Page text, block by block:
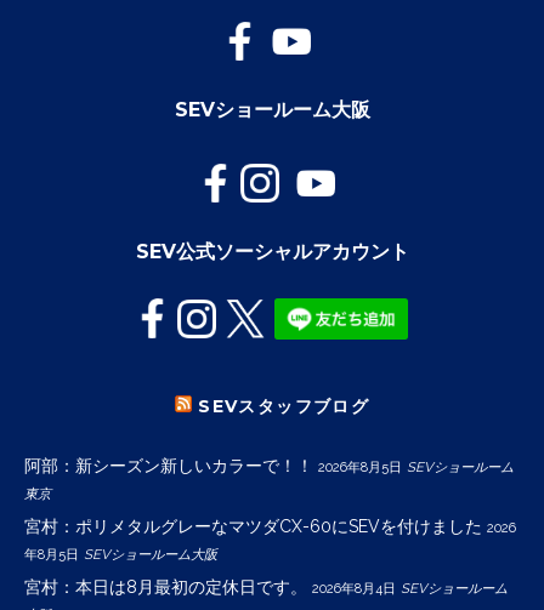
SEVショールーム大阪
SEV公式ソーシャルアカウント
SEVスタッフブログ
阿部：新シーズン新しいカラーで！！ 2026年8月5日 SEVショールーム
東京
宮村：ポリメタルグレーなマツダCX-60にSEVを付けました 2026
年8月5日 SEVショールーム大阪
宮村：本日は8月最初の定休日です。 2026年8月4日 SEVショールーム